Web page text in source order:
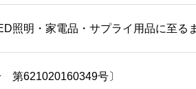
照明・家電品・サプライ用品に至る
第621020160349号〕